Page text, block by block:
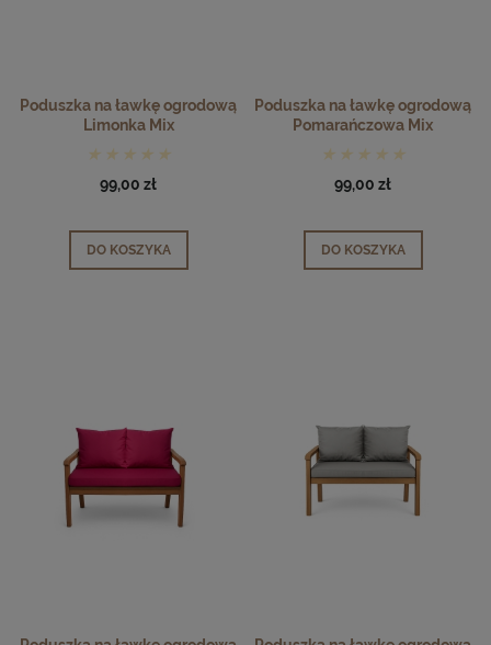
Poduszka na ławkę ogrodową
Limonka Mix
99,00 zł
DO KOSZYKA
Poduszka na ławkę ogrodową
Pomarańczowa Mix
99,00 zł
DO KOSZYKA